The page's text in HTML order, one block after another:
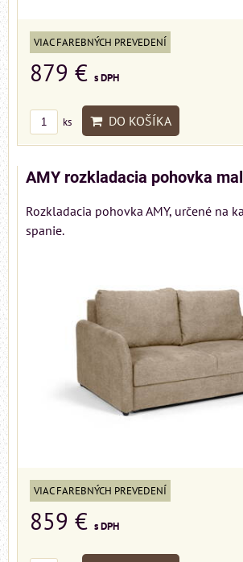
VIAC FAREBNÝCH PREVEDENÍ
879 € s DPH
ks DO KOŠÍKA
AMY rozkladacia pohovka
Rozkladacia pohovka AMY, určené na
spanie.
VIAC FAREBNÝCH PREVEDENÍ
859 € s DPH